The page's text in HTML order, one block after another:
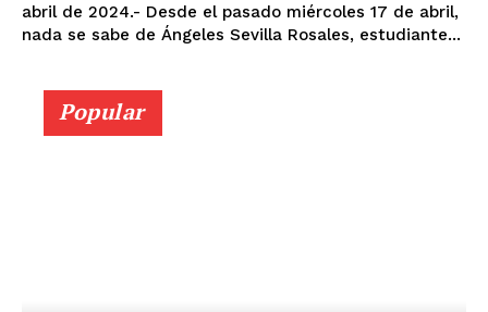
abril de 2024.- Desde el pasado miércoles 17 de abril,
nada se sabe de Ángeles Sevilla Rosales, estudiante...
Popular